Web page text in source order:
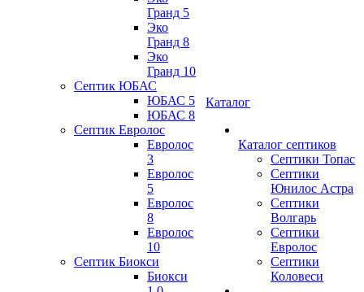
Гранд 5
Эко
Гранд 8
Эко
Гранд 10
Септик ЮБАС
ЮБАС 5
ЮБАС 8
Септик Евролос
Евролос
3
Евролос
5
Евролос
8
Евролос
10
Септик Биокси
Биокси
Каталог
Каталог септиков
Септики Топас
Септики
Юнилос Астра
Септики
Волгарь
Септики
Евролос
Септики
Коловеси